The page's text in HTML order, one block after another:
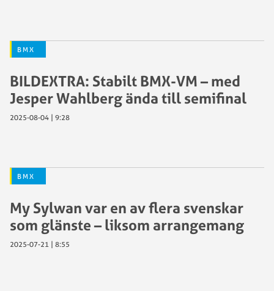
BMX
BILDEXTRA: Stabilt BMX-VM – med
Jesper Wahlberg ända till semifinal
2025-08-04 | 9:28
BMX
My Sylwan var en av flera svenskar
som glänste – liksom arrangemang
2025-07-21 | 8:55